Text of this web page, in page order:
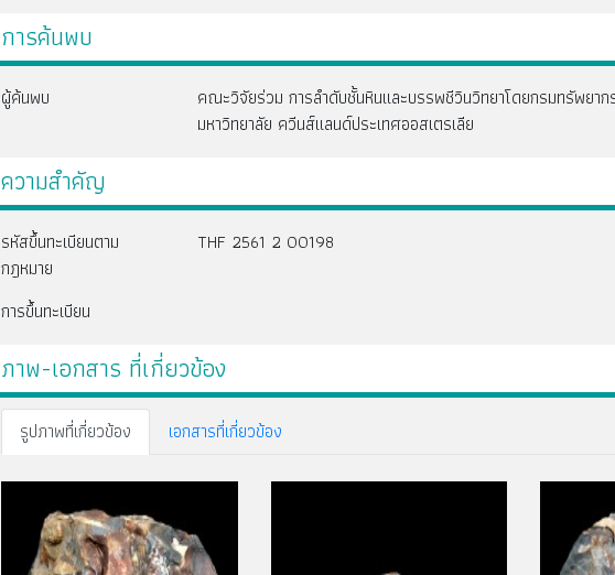
การค้นพบ
ผู้ค้นพบ
คณะวิจัยร่วม การลำดับชั้นหินและบรรพชีวินวิทยาโดยกรมทรัพยา
มหาวิทยาลัย ควีนส์แลนด์ประเทศออสเตรเลีย
ความสำคัญ
รหัสขึ้นทะเบียนตาม
กฎหมาย
THF 2561 2 00198
การขึ้นทะเบียน
ภาพ-เอกสาร ที่เกี่ยวข้อง
รูปภาพที่เกี่ยวข้อง เอกสารที่เกี่ยวข้อง